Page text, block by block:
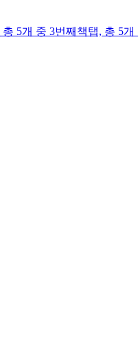
총 5개 중 3번째 책탭, 총 5개